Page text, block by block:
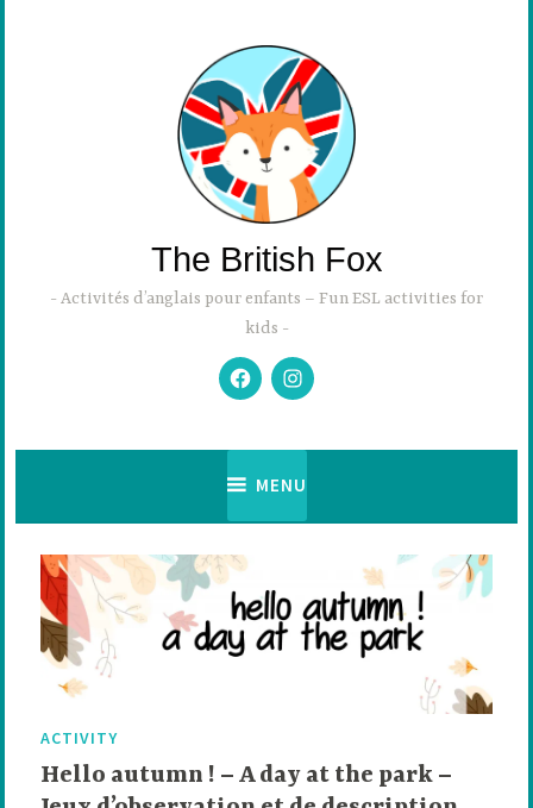
The British Fox
Activités d’anglais pour enfants – Fun ESL activities for
kids
FacebookInstagram
MENU
ACTIVITY
Hello autumn ! – A day at the park –